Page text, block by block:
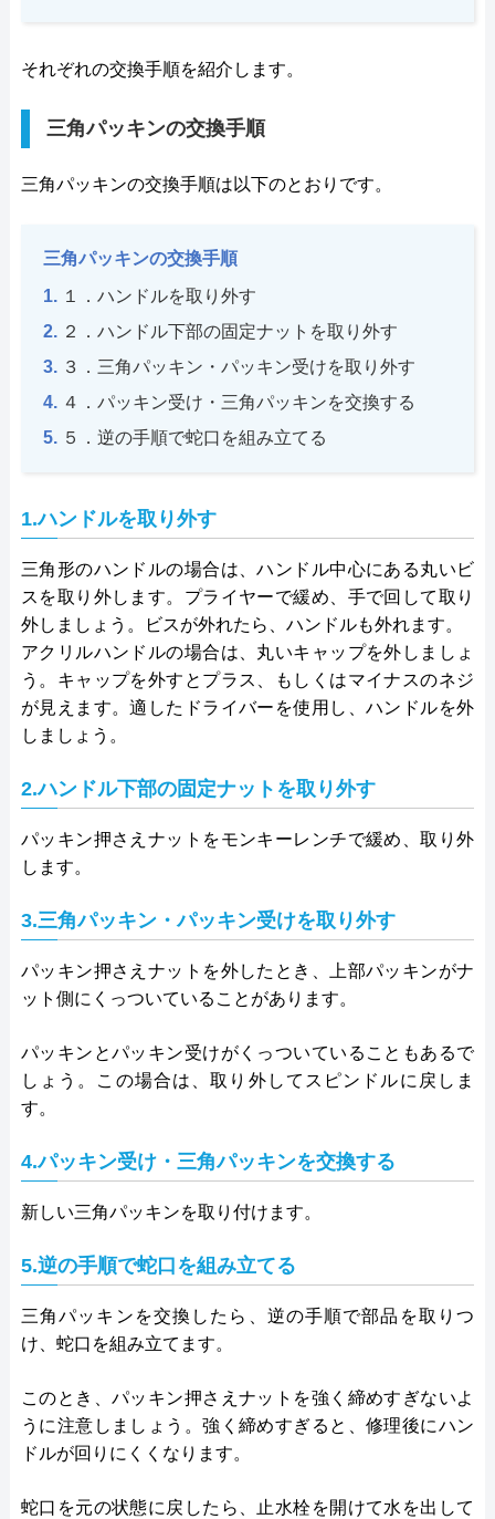
それぞれの交換手順を紹介します。
三角パッキンの交換手順
三角パッキンの交換手順は以下のとおりです。
三角パッキンの交換手順
１．ハンドルを取り外す
２．ハンドル下部の固定ナットを取り外す
３．三角パッキン・パッキン受けを取り外す
４．パッキン受け・三角パッキンを交換する
５．逆の手順で蛇口を組み立てる
1.ハンドルを取り外す
三角形のハンドルの場合は、ハンドル中心にある丸いビ
スを取り外します。プライヤーで緩め、手で回して取り
外しましょう。ビスが外れたら、ハンドルも外れます。
アクリルハンドルの場合は、丸いキャップを外しましょ
う。キャップを外すとプラス、もしくはマイナスのネジ
が見えます。適したドライバーを使用し、ハンドルを外
しましょう。
2.ハンドル下部の固定ナットを取り外す
パッキン押さえナットをモンキーレンチで緩め、取り外
します。
3.三角パッキン・パッキン受けを取り外す
パッキン押さえナットを外したとき、上部パッキンがナ
ット側にくっついていることがあります。
パッキンとパッキン受けがくっついていることもあるで
しょう。この場合は、取り外してスピンドルに戻しま
す。
4.パッキン受け・三角パッキンを交換する
新しい三角パッキンを取り付けます。
5.逆の手順で蛇口を組み立てる
三角パッキンを交換したら、逆の手順で部品を取りつ
け、蛇口を組み立てます。
このとき、パッキン押さえナットを強く締めすぎないよ
うに注意しましょう。強く締めすぎると、修理後にハン
ドルが回りにくくなります。
蛇口を元の状態に戻したら、止水栓を開けて水を出して